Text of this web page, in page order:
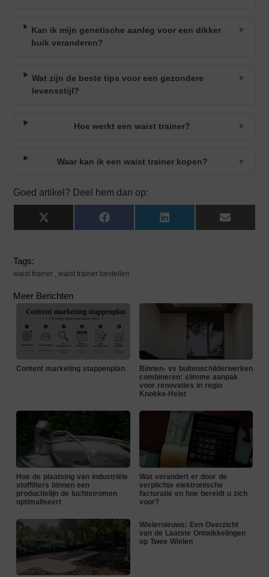
Kan ik mijn genetische aanleg voor een dikker
buik veranderen?
▼
Wat zijn de beste tips voor een gezondere
levensstijl?
▼
Hoe werkt een waist trainer? ▼
Waar kan ik een waist trainer kopen? ▼
Goed artikel? Deel hem dan op:
X
(Twitter)
Facebook LinkedIn Email
Tags:
waist trainer ,waist trainer bestellen
Meer Berichten
Content marketing stappenplan
Binnen- vs buitenschilderwerken
combineren: slimme aanpak
voor renovaties in regio
Knokke-Heist
Hoe de plaatsing van industriële
stoffilters binnen een
productielijn de luchtstromen
optimaliseert
Wat verandert er door de
verplichte elektronische
facturatie en hoe bereidt u zich
voor?
Wielernieuws: Een Overzicht
van de Laatste Ontwikkelingen
op Twee Wielen